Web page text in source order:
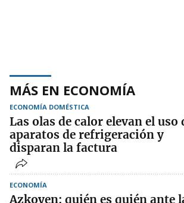
MÁS EN ECONOMÍA
ECONOMÍA DOMÉSTICA
Las olas de calor elevan el uso
aparatos de refrigeración y
disparan la factura
ECONOMÍA
Azkoyen: quién es quién ante